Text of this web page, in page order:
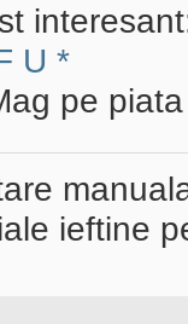
U *
pe
ieftine